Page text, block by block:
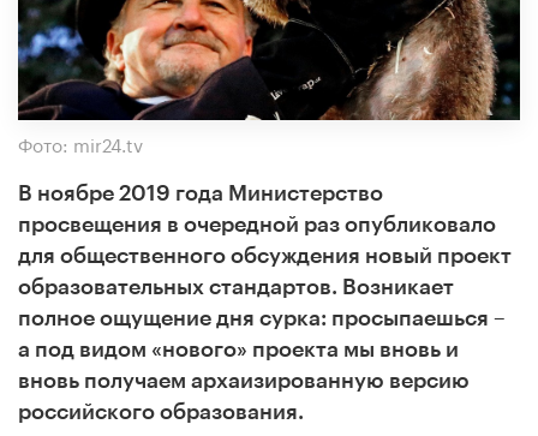
Фото: mir24.tv
В ноябре 2019 года Министерство
просвещения в очередной раз опубликовало
для общественного обсуждения новый проект
образовательных стандартов. Возникает
полное ощущение дня сурка: просыпаешься –
а под видом «нового» проекта мы вновь и
вновь получаем архаизированную версию
российского образования.